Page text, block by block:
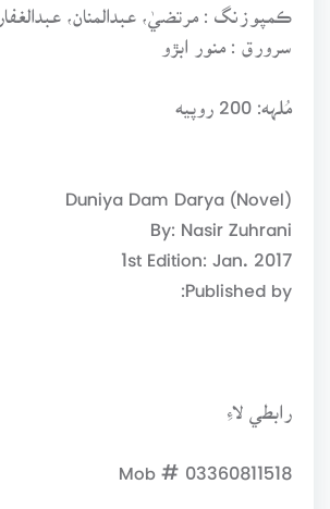
ڪمپوزنگ : مرتضيٰ، عبدالمنان، عبدالغفار
سرورق : منور ابڙو
مُلہه: 200 روپيه
Duniya Dam Darya (Novel)
1st Edition: Jan. 2017
رابطي لاءِ
Mob # 03360811518